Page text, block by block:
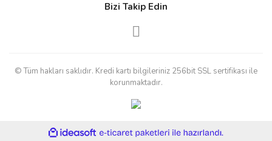
Bizi Takip Edin
© Tüm hakları saklıdır. Kredi kartı bilgileriniz 256bit SSL sertifikası ile
korunmaktadır.
ideasoft
e-